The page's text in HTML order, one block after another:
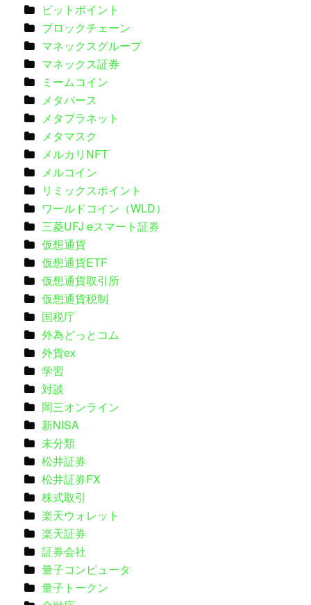
ビットポイント
ブロックチェーン
マネックスグループ
マネックス証券
ミームコイン
メタバース
メタプラネット
メタマスク
メルカリNFT
メルコイン
リミックスポイント
ワールドコイン（WLD）
三菱UFJ eスマート証券
仮想通貨
仮想通貨ETF
仮想通貨取引所
仮想通貨税制
国税庁
外為どっとコム
外貨ex
学習
対談
岡三オンライン
新NISA
未分類
松井証券
松井証券FX
株式取引
楽天ウォレット
楽天証券
証券会社
量子コンピュータ
量子トークン